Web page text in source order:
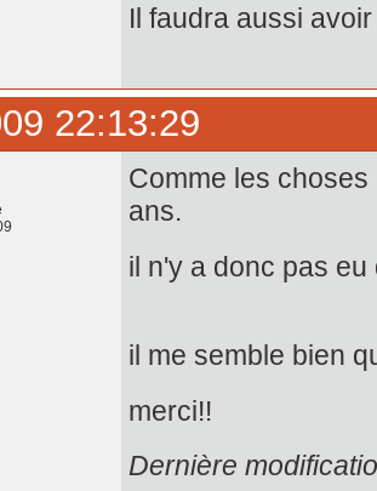
Il faudra aussi
22:13:29
Comme les
ans.
il n'y a donc pas
il me semble bien
merci!!
Dernière